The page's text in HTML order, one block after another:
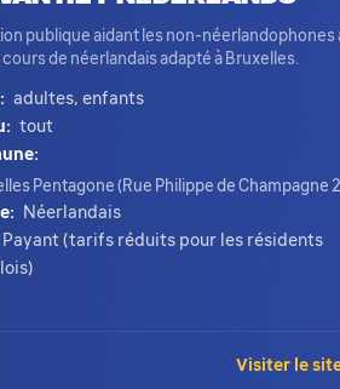
publique aidant les non-néerlandophones
de néerlandais adapté à Bruxelles.
adultes, enfants
tout
Pentagone (Rue Philippe de Champagne
Néerlandais
Payant (tarifs réduits pour les résidents
Visiter le